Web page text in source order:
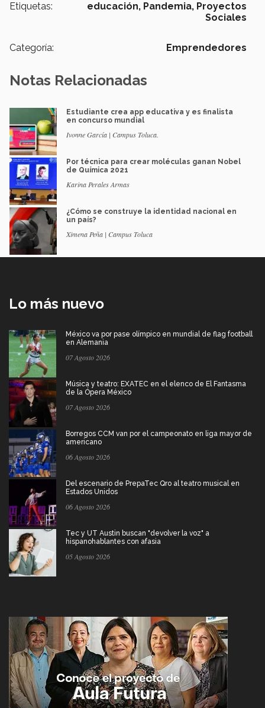
Etiquetas: educación, Pandemia, Proyectos
Sociales
Categoría: Emprendedores
Notas Relacionadas
Estudiante crea app educativa y es finalista
en concurso mundial
Ivonne García | Campus Toluca.
Por técnica para crear moléculas ganan Nobel
de Química 2021
Karina Perales Armas
¿Cómo se construye la identidad nacional en
un país?
Ximena Peña | Campus Toluca
Lo más nuevo
México va por pase olímpico en mundial de flag football
en Alemania
07 Agosto 2026
Música y teatro: EXATEC en el elenco de El Fantasma
de la Ópera México
07 Agosto 2026
Borregos CCM van por el campeonato en liga mayor de
americano
06 Agosto 2026
Del escenario de PrepaTec Qro al teatro musical en
Estados Unidos
06 Agosto 2026
Tec y UT Austin buscan "devolver la voz" a
hispanohablantes con afasia
05 Agosto 2026